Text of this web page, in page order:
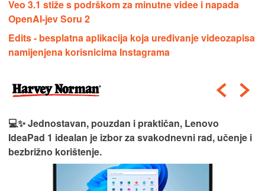
Veo 3.1 stiže s podrškom za minutne videe i napada
OpenAI-jev Soru 2
Edits - besplatna aplikacija koja uređivanje videozapisa
namijenjena korisnicima Instagrama
💻✨ Jednostavan, pouzdan i praktičan, Lenovo
IdeaPad 1 idealan je izbor za svakodnevni rad, učenje i
bezbrižno korištenje.